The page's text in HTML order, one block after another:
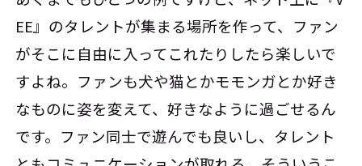
EE』のタレントが集まる場所を作って、ファン
がそこに自由に入ってこれたりしたら楽しいで
すよね。ファンも犬や猫とかモモンガとか好き
なものに姿を変えて、好きなように過ごせるん
です。ファン同士で遊んでも良いし、タレント